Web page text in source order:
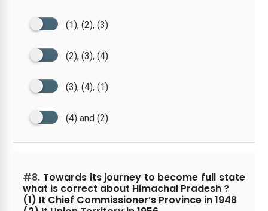
(1), (2), (3)
(2), (3), (4)
(3), (4), (1)
(4) and (2)
#8. Towards its journey to become full state
what is correct about Himachal Pradesh ?
(1) It Chief Commissioner’s Province in 1948